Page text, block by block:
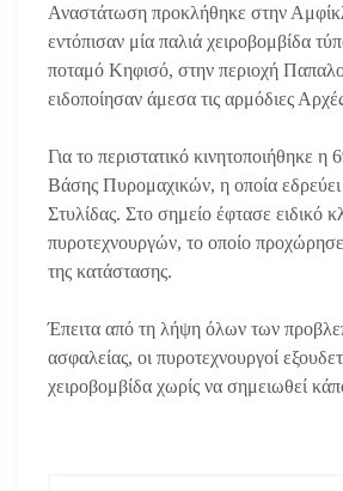
Αναστάτωση προκλήθηκε στην
εντόπισαν μία παλιά χειροβομβίδα
ποταμό Κηφισό, στην περιοχή
ειδοποίησαν άμεσα τις αρμόδιες
Για το περιστατικό κινητοποιήθηκε
Βάσης Πυρομαχικών, η οποία
Στυλίδας. Στο σημείο έφτασε ειδικό
πυροτεχνουργών, το οποίο
της κατάστασης.
Έπειτα από τη λήψη όλων των
ασφαλείας, οι πυροτεχνουργοί
χειροβομβίδα χωρίς να σημειωθεί